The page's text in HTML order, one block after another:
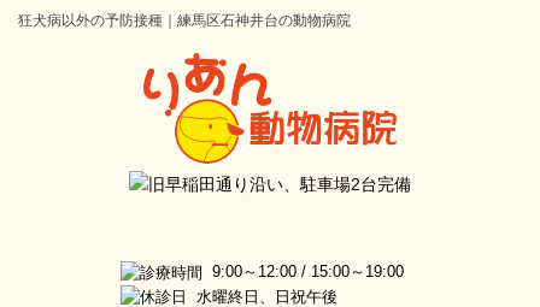
狂犬病以外の予防接種｜練馬区石神井台の動物病院
9:00～12:00 / 15:00～19:00
水曜終日、日祝午後